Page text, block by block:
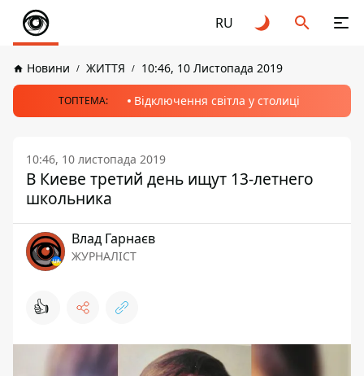
RU
Новини ЖИТТЯ 10:46, 10 Листопада 2019
ТОПТЕМА: Відключення світла у столиці
10:46, 10 листопада 2019
В Киеве третий день ищут 13-летнего
школьника
Влад Гарнаєв
ЖУРНАЛІСТ
👍